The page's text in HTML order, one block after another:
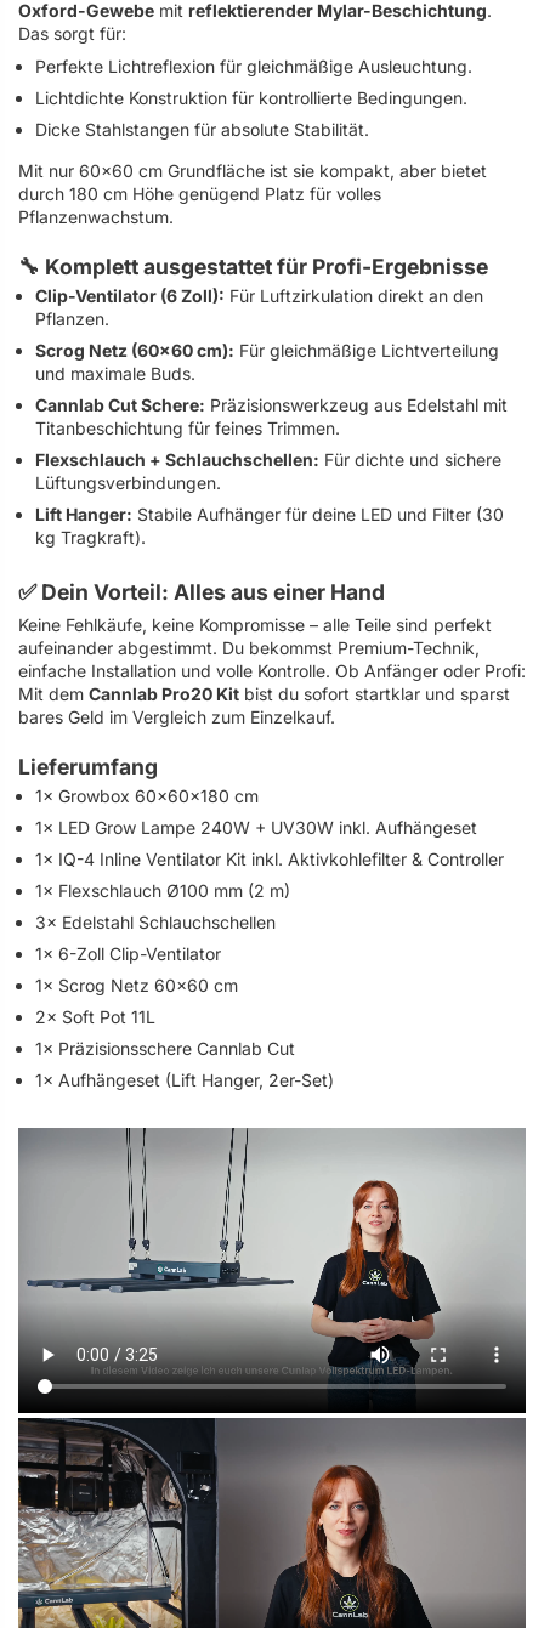
Oxford-Gewebe mit reflektierender Mylar-Beschichtung.
Das sorgt für:
Perfekte Lichtreflexion für gleichmäßige Ausleuchtung.
Lichtdichte Konstruktion für kontrollierte Bedingungen.
Dicke Stahlstangen für absolute Stabilität.
Mit nur 60×60 cm Grundfläche ist sie kompakt, aber bietet
durch 180 cm Höhe genügend Platz für volles
Pflanzenwachstum.
🔧 Komplett ausgestattet für Profi-Ergebnisse
Clip-Ventilator (6 Zoll): Für Luftzirkulation direkt an den
Pflanzen.
Scrog Netz (60×60 cm): Für gleichmäßige Lichtverteilung
und maximale Buds.
Cannlab Cut Schere: Präzisionswerkzeug aus Edelstahl mit
Titanbeschichtung für feines Trimmen.
Flexschlauch + Schlauchschellen: Für dichte und sichere
Lüftungsverbindungen.
Lift Hanger: Stabile Aufhänger für deine LED und Filter (30
kg Tragkraft).
✅ Dein Vorteil: Alles aus einer Hand
Keine Fehlkäufe, keine Kompromisse – alle Teile sind perfekt
aufeinander abgestimmt. Du bekommst Premium-Technik,
einfache Installation und volle Kontrolle. Ob Anfänger oder Profi:
Mit dem Cannlab Pro20 Kit bist du sofort startklar und sparst
bares Geld im Vergleich zum Einzelkauf.
Lieferumfang
1× Growbox 60×60×180 cm
1× LED Grow Lampe 240W + UV30W inkl. Aufhängeset
1× IQ-4 Inline Ventilator Kit inkl. Aktivkohlefilter & Controller
1× Flexschlauch Ø100 mm (2 m)
3× Edelstahl Schlauchschellen
1× 6-Zoll Clip-Ventilator
1× Scrog Netz 60×60 cm
2× Soft Pot 11L
1× Präzisionsschere Cannlab Cut
1× Aufhängeset (Lift Hanger, 2er-Set)